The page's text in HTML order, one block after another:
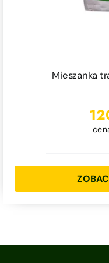
Mieszanka